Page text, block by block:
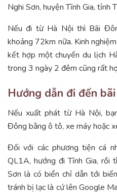
Nghi Sơn, huyện Tĩnh Gia, tỉnh
Nếu đi từ Hà Nội thì Bãi
khoảng 72km nữa. Kinh
kết hợp một chuyến du lịch
trong 3 ngày 2 đêm cũng rất
Hướng dẫn đi đến
Nếu xuất phát từ Hà Nội,
Đông bằng ô tô, xe máy hoặc
Đối với các phương tiện cá
QL1A, hướng đi Tĩnh Gia, rồi
Sơn là có biển chỉ dẫn tới
tránh bị lạc là cứ lên Google